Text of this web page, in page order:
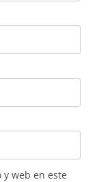
web en este